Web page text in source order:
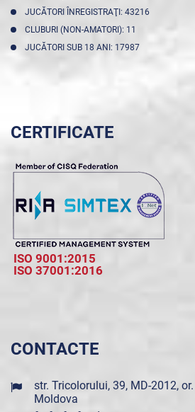
JUCĂTORI ÎNREGISTRAŢI: 43216
CLUBURI (NON-AMATORI): 11
JUCĂTORI SUB 18 ANI: 17987
CERTIFICATE
ISO 9001:2015
ISO 37001:2016
CONTACTE
str. Tricolorului, 39, MD-2012,
Moldova